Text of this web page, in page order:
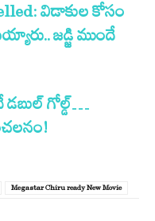
విడాకుల కోసం
జడ్జి ముందే
గోల్డ్…
Megastar Chiru ready New Movie